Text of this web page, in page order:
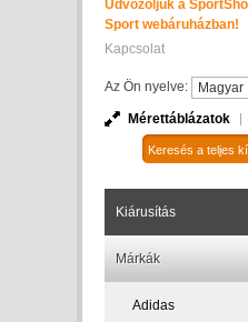
Üdvözöljük a
Sport webáruházban!
Kapcsolat
Az Ön nyelve:
Mérettáblázatok
Kiárusítás
Márkák
Adidas